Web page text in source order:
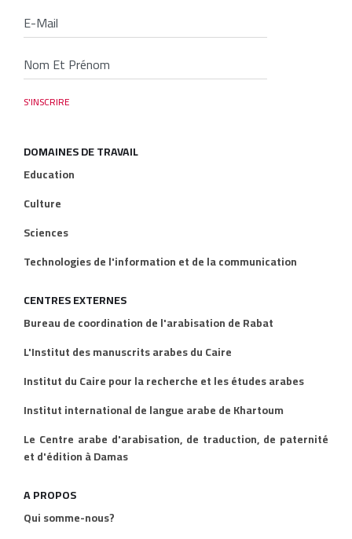
DOMAINES DE TRAVAIL
Education
Culture
Sciences
Technologies de l'information et de la communication
CENTRES EXTERNES
Bureau de coordination de l'arabisation de Rabat
L'Institut des manuscrits arabes du Caire
Institut du Caire pour la recherche et les études arabes
Institut international de langue arabe de Khartoum
Le Centre arabe d'arabisation, de traduction, de paternité
et d'édition à Damas
A PROPOS
Qui somme-nous?